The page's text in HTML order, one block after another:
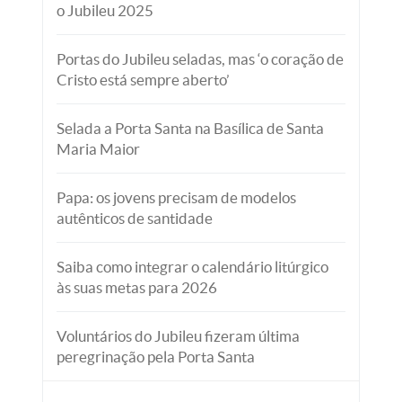
o Jubileu 2025
Portas do Jubileu seladas, mas ‘o coração de
Cristo está sempre aberto’
Selada a Porta Santa na Basílica de Santa
Maria Maior
Papa: os jovens precisam de modelos
autênticos de santidade
Saiba como integrar o calendário litúrgico
às suas metas para 2026
Voluntários do Jubileu fizeram última
peregrinação pela Porta Santa